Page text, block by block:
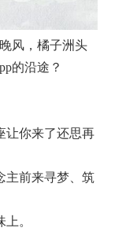
风，橘子洲头
的沿途？
让你来了还思再
主前来寻梦、筑
。